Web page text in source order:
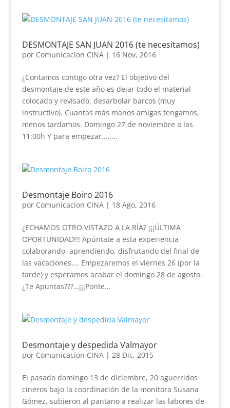
DESMONTAJE SAN JUAN 2016 (te necesitamos)
por Comunicacion CINA| 16 Nov, 2016
¿Contamos contigo otra vez? El objetivo del
desmontaje de este año es dejar todo el material
colocado y revisado, desarbolar barcos (muy
instructivo). Cuantas más manos amigas tengamos,
menos tardamos. Domingo 27 de noviembre a las
11:00h Y para empezar….....
Desmontaje Boiro 2016
por Comunicacion CINA| 18 Ago, 2016
¿ECHAMOS OTRO VISTAZO A LA RÍA? ¡¡¡ÚLTIMA
OPORTUNIDAD!!! Apúntate a esta experiencia
colaborando, aprendiendo, disfrutando del final de
las vacaciones…. Empezaremos el viernes 26 (por la
tarde) y esperamos acabar el domingo 28 de agosto.
¿Te Apuntas???…¡¡¡Ponte...
Desmontaje y despedida Valmayor
por Comunicacion CINA| 28 Dic, 2015
El pasado domingo 13 de diciembre, 20 aguerridos
cineros bajo la coordinación de la monitora Susana
Gómez, subieron al pantano a realizar las labores de